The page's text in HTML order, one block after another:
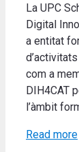
La UPC
Digital
a entitat
com a
DIH4CAT
l’àmbit
Read more